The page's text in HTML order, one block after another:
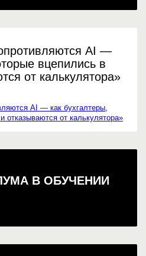
AI —
вцепились в
от калькулятора»
В ОБУЧЕНИИ